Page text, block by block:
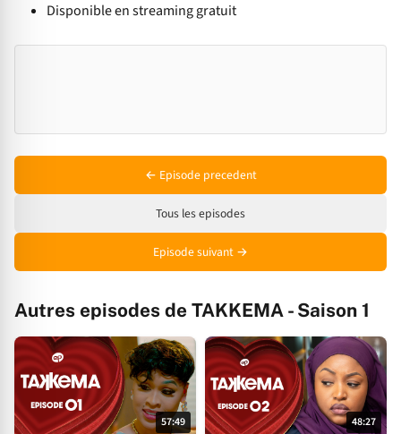
Disponible en streaming gratuit
← Episode precedent
Tous les episodes
Episode suivant →
Autres episodes de TAKKEMA - Saison 1
57:49 48:27